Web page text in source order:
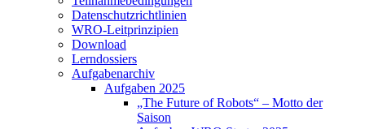
Datenschutzrichtlinien
WRO-Leitprinzipien
Download
Lerndossiers
Aufgabenarchiv
Aufgaben 2025
„The Future of Robots“ – Motto der
Saison